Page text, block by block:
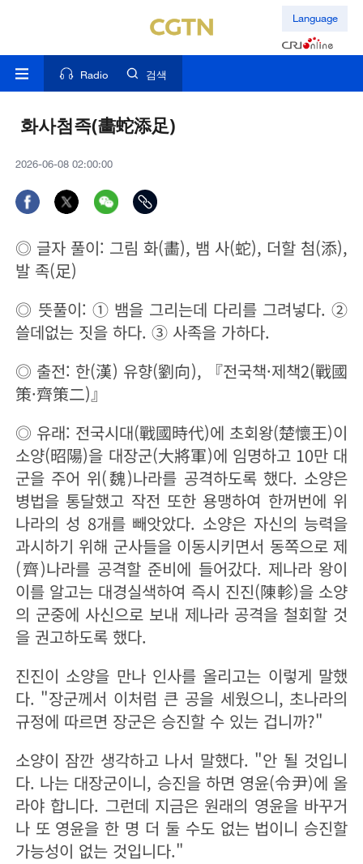
Language
Radio 검색
화사첨족(畵蛇添足)
2026-06-08 02:00:00
◎ 글자 풀이: 그림 화(畵), 뱀 사(蛇), 더할 첨(添),
발 족(足)
◎ 뜻풀이: ① 뱀을 그리는데 다리를 그려넣다. ②
쓸데없는 짓을 하다. ③ 사족을 가하다.
◎ 출전: 한(漢) 유향(劉向), 『전국책·제책2(戰國
策·齊策二)』
◎ 유래: 전국시대(戰國時代)에 초회왕(楚懷王)이
소양(昭陽)을 대장군(大將軍)에 임명하고 10만 대
군을 주어 위(魏)나라를 공격하도록 했다. 소양은
병법을 통달했고 작전 또한 용맹하여 한꺼번에 위
나라의 성 8개를 빼앗았다. 소양은 자신의 능력을
과시하기 위해 군사들을 이동시키면서 동쪽으로 제
(齊)나라를 공격할 준비에 들어갔다. 제나라 왕이
이를 알고는 대경실색하여 즉시 진진(陳軫)을 소양
의 군중에 사신으로 보내 제나라 공격을 철회할 것
을 권고하도록 했다.
진진이 소양을 만나 인사를 올리고는 이렇게 말했
다. "장군께서 이처럼 큰 공을 세웠으니, 초나라의
규정에 따르면 장군은 승진할 수 있는 겁니까?"
소양이 잠깐 생각하고 나서 말했다. "안 될 것입니
다. 나는 대장군이니, 승진을 하면 영윤(令尹)에 올
라야 합니다. 그런데 지금은 원래의 영윤을 바꾸거
나 또 영윤을 한 명 더 둘 수도 없는 법이니 승진할
가능성이 없는 것입니다."